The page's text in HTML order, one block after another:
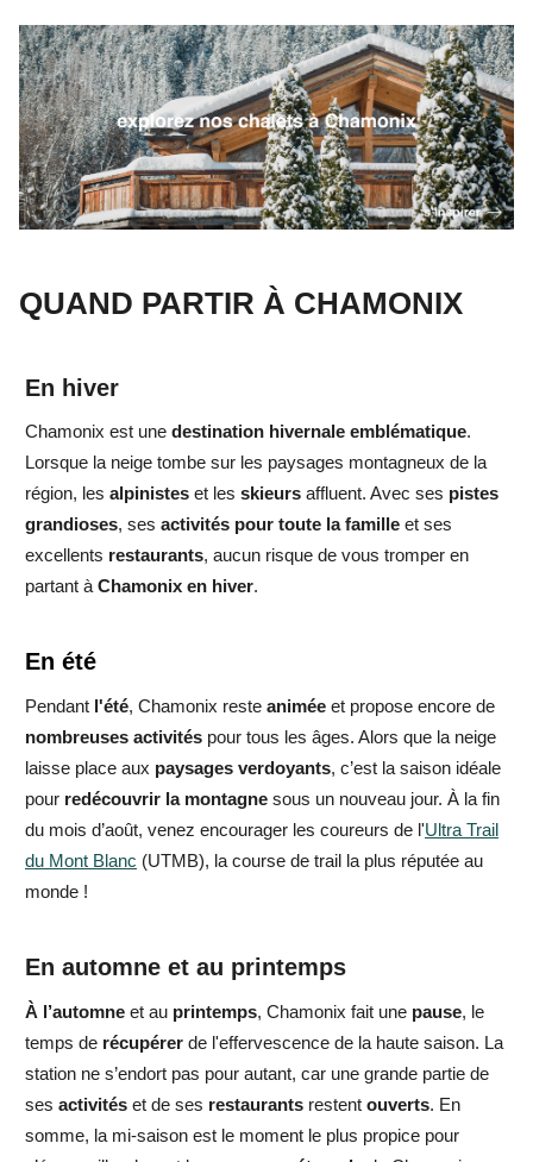
QUAND PARTIR À CHAMONIX
En hiver
Chamonix est une destination hivernale emblématique.
Lorsque la neige tombe sur les paysages montagneux de la
région, les alpinistes et les skieurs affluent. Avec ses pistes
grandioses, ses activités pour toute la famille et ses
excellents restaurants, aucun risque de vous tromper en
partant àChamonix en hiver.
En été
Pendant l'été, Chamonix reste animée et propose encore de
nombreuses activités pour tous les âges. Alors que la neige
laisse place aux paysages verdoyants, c’est la saison idéale
pour redécouvrir la montagne sous un nouveau jour. À la fin
du mois d’août, venez encourager les coureurs de l'Ultra Trail
du Mont Blanc (UTMB), la course de trail la plus réputée au
monde !
En automne et au printemps
À l’automne et au printemps, Chamonix fait une pause, le
temps de récupérer de l'effervescence de la haute saison. La
station ne s’endort pas pour autant, car une grande partie de
ses activités et de ses restaurants restent ouverts. En
somme, la mi-saison est le moment le plus propice pour